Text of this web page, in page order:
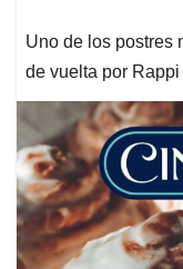
Uno de los postres
de vuelta por